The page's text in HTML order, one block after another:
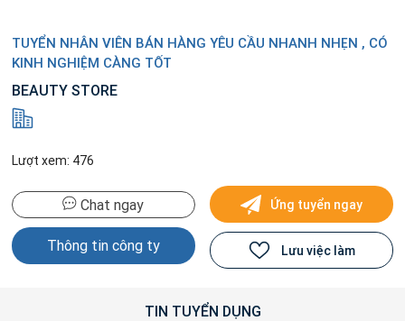
TUYỂN NHÂN VIÊN BÁN HÀNG YÊU CẦU NHANH NHẸN , CÓ
KINH NGHIỆM CÀNG TỐT
BEAUTY STORE
Lượt xem: 476
Chat ngay
Thông tin công ty
Ứng tuyển ngay
Lưu việc làm
TIN TUYỂN DỤNG